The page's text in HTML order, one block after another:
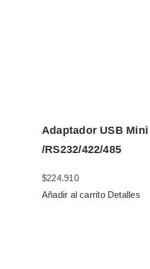
Adaptador USB Mini
/RS232/422/485
$224.910
Añadir al carrito Detalles